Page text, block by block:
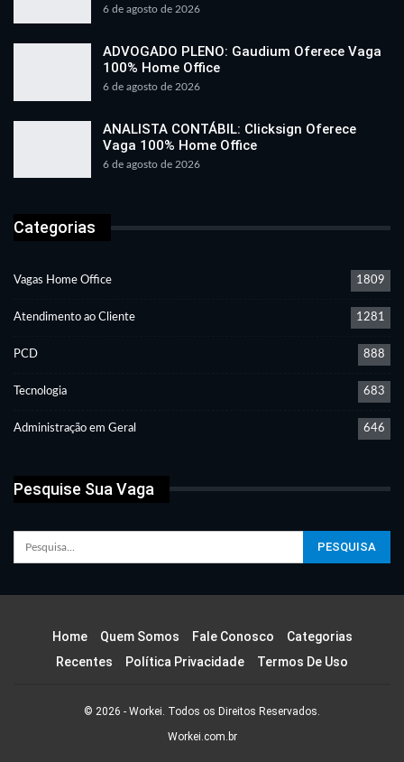
6 de agosto de 2026
ADVOGADO PLENO: Gaudium Oferece Vaga
100% Home Office
6 de agosto de 2026
ANALISTA CONTÁBIL: Clicksign Oferece
Vaga 100% Home Office
6 de agosto de 2026
Categorias
Vagas Home Office 1809
Atendimento ao Cliente 1281
PCD 888
Tecnologia 683
Administração em Geral 646
Pesquise Sua Vaga
Home Quem Somos Fale Conosco
Categorias
Recentes
Política Privacidade Termos De Uso
© 2026 - Workei. Todos os Direitos Reservados.
Workei.com.br